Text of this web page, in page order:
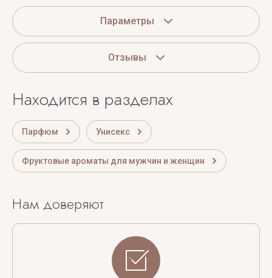
Параметры
Отзывы
Находится в разделах
Парфюм Унисекс
Фруктовые ароматы для мужчин и женщин
Нам доверяют